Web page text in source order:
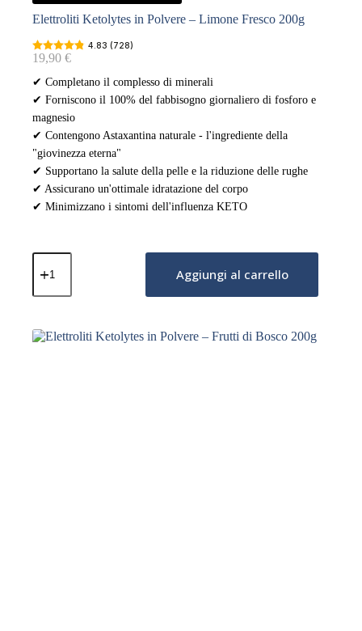
Elettroliti Ketolytes in Polvere – Limone Fresco 200g
4.83 (728)
19,90 €
✔ Completano il complesso di minerali
✔ Forniscono il 100% del fabbisogno giornaliero di fosforo e
magnesio
✔ Contengono Astaxantina naturale - l'ingrediente della
"giovinezza eterna"
✔ Supportano la salute della pelle e la riduzione delle rughe
✔ Assicurano un'ottimale idratazione del corpo
✔ Minimizzano i sintomi dell'influenza KETO
Elettroliti
Ketolytes
Polvere
Limone
Fresco
Aggiungi al carrello